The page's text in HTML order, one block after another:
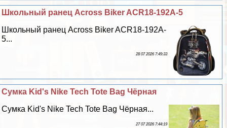
Школьный ранец Across Biker ACR18-192A-5
Школьный ранец Across Biker ACR18-192A-
5...
28 07 2026 7:49:33
Сумка Kid's Nike Tech Tote Bag Чёрная
Сумка Kid's Nike Tech Tote Bag Чёрная...
27 07 2026 7:44:19